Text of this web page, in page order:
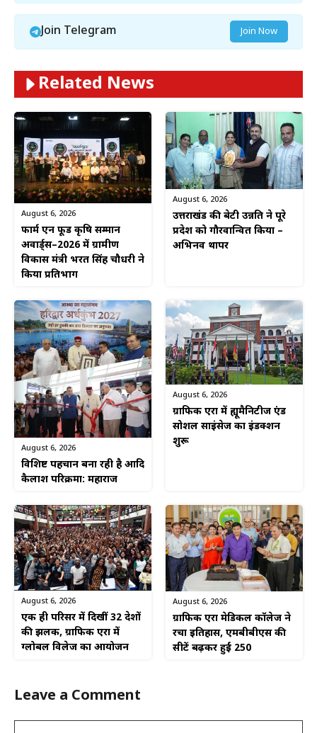
Join Telegram Join Now
Related News
August 6, 2026
फार्म एन फूड कृषि सम्मान
अवार्ड्स–2026 में ग्रामीण
विकास मंत्री भरत सिंह चौधरी ने
किया प्रतिभाग
August 6, 2026
उत्तराखंड की बेटी उन्नति ने पूरे
प्रदेश को गौरवान्वित किया –
अभिनव थापर
August 6, 2026
विशिष्ट पहचान बना रही है आदि
कैलाश परिक्रमा: महाराज
August 6, 2026
ग्राफिक एरा में ह्यूमैनिटीज एंड
सोशल साइंसेज का इंडक्शन
शुरू
August 6, 2026
एक ही परिसर में दिखीं 32 देशों
की झलक, ग्राफिक एरा में
ग्लोबल विलेज का आयोजन
August 6, 2026
ग्राफिक एरा मेडिकल कॉलेज ने
रचा इतिहास, एमबीबीएस की
सीटें बढ़कर हुईं 250
Leave a Comment